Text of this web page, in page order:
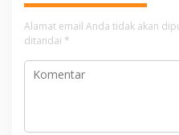
Alamat email Anda tidak akan
ditandai *